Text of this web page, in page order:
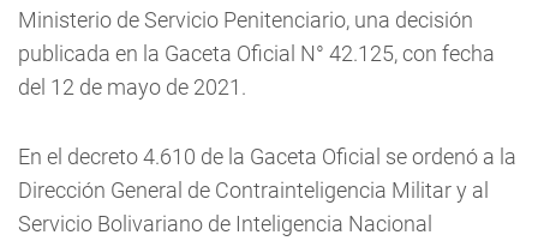
Ministerio de Servicio Penitenciario, una decisión
publicada en la Gaceta Oficial N° 42.125, con fecha
del 12 de mayo de 2021.
En el decreto 4.610 de la Gaceta Oficial se ordenó a la
Dirección General de Contrainteligencia Militar y al
Servicio Bolivariano de Inteligencia Nacional